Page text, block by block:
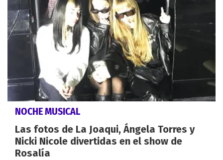
NOCHE MUSICAL
Las fotos de La Joaqui, Ángela Torres y
Nicki Nicole divertidas en el show de
Rosalía